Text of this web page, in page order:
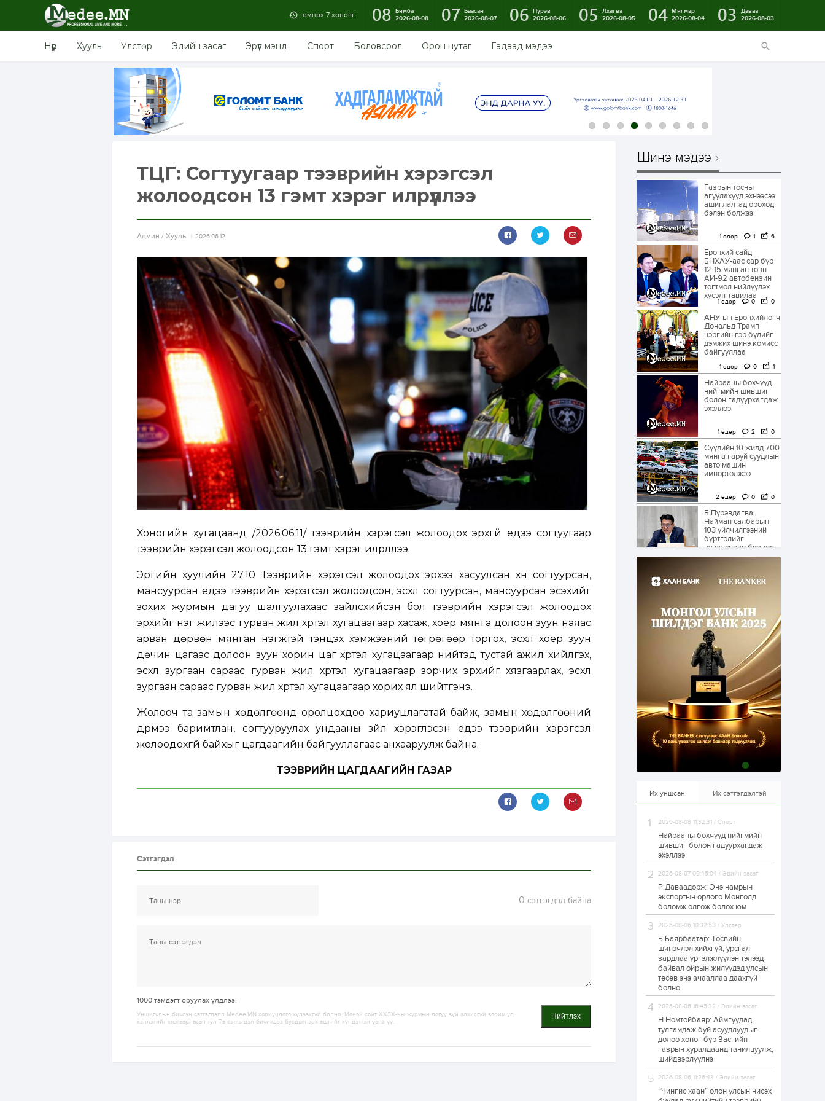
өмнөх 7 хоногт: 08 Бямба
2026-08-08
07 Баасан
2026-08-07
06 Пүрэв
2026-08-06
05
Лхагва
2026-08-05
04 Мягмар
2026-08-04
03
Даваа
2026-08-03
Нүүр Хууль Улстөр Эдийн засаг Эрүүл мэнд Спорт Боловсрол Орон нутаг Гадаад мэдээ
ТЦГ: Согтуугаар тээврийн хэрэгсэл
жолоодсон 13 гэмт хэрэг илрүүллээ
Aдмин / Хууль 2026.06.12
Хоногийн хугацаанд /2026.06.11/ тээврийн хэрэгсэл жолоодох эрхгүй үедээ согтуугаар
тээврийн хэрэгсэл жолоодсон 13 гэмт хэрэг илрүүллээ.
Эрүүгийн хуулийн 27.10 Тээврийн хэрэгсэл жолоодох эрхээ хасуулсан хүн согтуурсан,
мансуурсан үедээ тээврийн хэрэгсэл жолоодсон, эсхүл согтуурсан, мансуурсан эсэхийг
зохих журмын дагуу шалгуулахаас зайлсхийсэн бол тээврийн хэрэгсэл жолоодох
эрхийг нэг жилээс гурван жил хүртэл хугацаагаар хасаж, хоёр мянга долоон зуун наяас
арван дөрвөн мянган нэгжтэй тэнцэх хэмжээний төгрөгөөр торгох, эсхүл хоёр зуун
дөчин цагаас долоон зуун хорин цаг хүртэл хугацаагаар нийтэд тустай ажил хийлгэх,
эсхүл зургаан сараас гурван жил хүртэл хугацаагаар зорчих эрхийг хязгаарлах, эсхүл
зургаан сараас гурван жил хүртэл хугацаагаар хорих ял шийтгэнэ.
Жолооч та замын хөдөлгөөнд оролцохдоо хариуцлагатай байж, замын хөдөлгөөний
дүрмээ баримтлан, согтууруулах ундааны зүйл хэрэглэсэн үедээ тээврийн хэрэгсэл
жолоодохгүй байхыг цагдаагийн байгууллагаас анхааруулж байна.
ТЭЭВРИЙН ЦАГДААГИЙН ГАЗАР
Сэтгэгдэл
0 сэтгэгдэл байна
1000 тэмдэгт оруулах үлдлээ.
Нийтлэх
Уншигчдын бичсэн сэтгэгдэлд Medee.MN хариуцлага хүлээхгүй болно. Манай сайт ХХЗХ-ны журмын дагуу зүй зохисгүй зарим үг,
хэллэгийг хязгаарласан тул Та сэтгэгдэл бичихдээ бусдын эрх ашгийг хүндэтгэн үзнэ үү.
Шинэ мэдээ
Газрын тосны
агуулахууд эхнээсээ
ашиглалтад ороход
бэлэн болжээ
1 өдөр 1 6
Ерөнхий сайд
БНХАУ-аас сар бүр
12-15 мянган тонн
АИ-92 автобензин
тогтмол нийлүүлэх
хүсэлт тавилаа
1 өдөр 0 0
АНУ-ын Ерөнхийлөгч
Дональд Трамп
цэргийн гэр бүлийг
дэмжих шинэ комисс
байгууллаа
1 өдөр 0 1
Найрааны бөхчүүд
нийгмийн шившиг
болон гадуурхагдаж
эхэллээ
1 өдөр 2 0
Сүүлийн 10 жилд 700
мянга гаруй суудлын
авто машин
импортолжээ
2 өдөр 0 0
Б.Пүрэвдагва:
Найман салбарын
103 үйлчилгээний
бүртгэлийг
цуцалснаар бизнес
эрхлэхэд таатай...
Долдугаар сард
709.503 зөрчил
2 өдөр 0 0
Цалинтай ээжийн 50
мянган төгрөгийн
тэтгэмжийг 500
мянгад хүргэх
өргөдөлд санал авч
эхэлжээ
2 өдөр 2 0
Б.Түмэн-Өлзий: Олон
улсад хуримтлуулсан
мэдлэг, туршлагаа эх
орныхоо хөгжилд
зориулна
Алтны үнэ дөрвөн
өсөж байна
2 өдөр
Худалдагч
Н.Амарзаяа:
хуудастай өрийн
дэвтэр долоо хоногт
2 өдөр 0
Б.Хулан дэлхийн
аварга боллоо
2 өдөр
Р.Даваадорж: Энэ
намрын экспортын
боломж олгож болох
юм
2 өдөр 0
Автомашины улсын
дугаар сондгой
тоогоор төгссөн бол
өнөөдөр шатахуун
авна
Их уншсан Их сэтгэгдэлтэй
2026-08-08 11:32:31 / Спорт
Найрааны бөхчүүд нийгмийн
шившиг болон гадуурхагдаж
эхэллээ
2026-08-07 09:45:04 / Эдийн засаг
Р.Даваадорж: Энэ намрын
экспортын орлого Монголд
боломж олгож болох юм
2026-08-06 10:32:53 / Улстөр
Б.Баярбаатар: Төсвийн
шинэчлэл хийхгүй, урсгал
зардлаа үргэлжлүүлэн тэлээд
байвал ойрын жилүүдэд улсын
төсөв энэ ачааллаа даахгүй
болно
2026-08-06 16:45:32 / Эдийн засаг
Н.Номтойбаяр: Аймгуудад
тулгамдаж буй асуудлуудыг
долоо хоног бүр Засгийн
газрын хуралдаанд танилцуулж,
шийдвэрлүүлнэ
2026-08-06 11:26:43 / Эдийн засаг
“Чингис хаан” олон улсын нисэх